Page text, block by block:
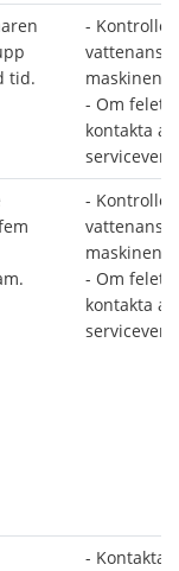
tid.
-
maskinen
- Om felet
kontakta
-
maskinen
- Om felet
kontakta
- Kontakta